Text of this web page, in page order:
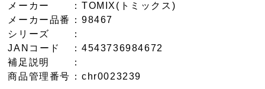
メーカー
：TOMIX(トミックス)
メーカー品番
：98467
シリーズ
：
JANコード
：4543736984672
補足説明
：
商品管理番号 ：chr0023239